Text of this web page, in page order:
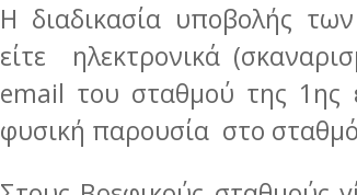
Η διαδικασία υποβολής
είτε ηλεκτρονικά
email του σταθμού της 1ης
φυσική παρουσία στο